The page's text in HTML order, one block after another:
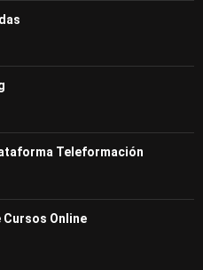
Teleformación
Cursos Online